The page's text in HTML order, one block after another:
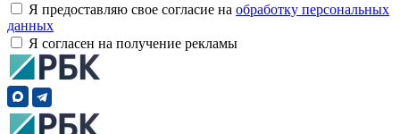
Я предоставляю свое согласие на обработку персональных
данных
Я согласен на получение рекламы